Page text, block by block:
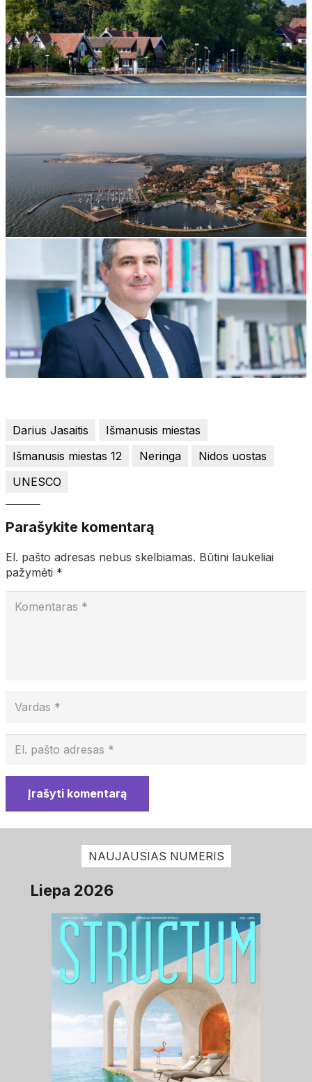
Darius Jasaitis
Išmanusis miestas
Išmanusis miestas 12
Neringa
Nidos uostas
UNESCO
Parašykite komentarą
El. pašto adresas nebus skelbiamas. Būtini laukeliai
pažymėti *
Įrašyti komentarą
NAUJAUSIAS NUMERIS
Liepa 2026